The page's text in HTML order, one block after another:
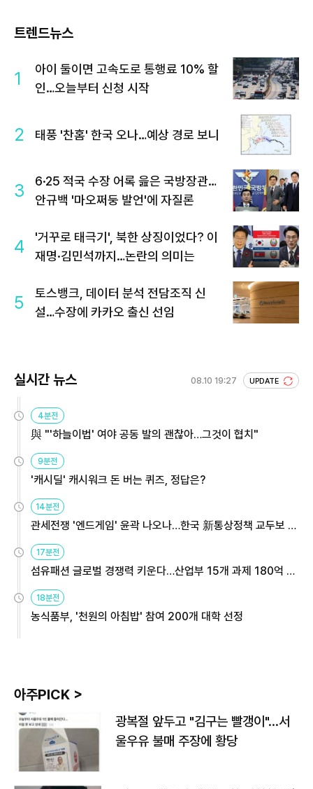
트렌드뉴스
1
아이 둘이면 고속도로 통행료 10% 할
인…오늘부터 신청 시작
2 태풍 '찬홈' 한국 오나…예상 경로 보니
3
6·25 적국 수장 어록 읊은 국방장관…
안규백 '마오쩌둥 발언'에 자질론
4
'거꾸로 태극기', 북한 상징이었다? 이
재명·김민석까지…논란의 의미는
5
토스뱅크, 데이터 분석 전담조직 신
설…수장에 카카오 출신 선임
실시간 뉴스 08.10 19:27 UPDATE
4분전
與 "'하늘이법' 여야 공동 발의 괜찮아…그것이 협치"
9분전
'캐시딜' 캐시워크 돈 버는 퀴즈, 정답은?
14분전
관세전쟁 '엔드게임' 윤곽 나오나…한국 新통상정책 교두보 활
용해야
17분전
섬유패션 글로벌 경쟁력 키운다…산업부 15개 과제 180억 지
원
18분전
농식품부, '천원의 아침밥' 참여 200개 대학 선정
아주PICK >
광복절 앞두고 "김구는 빨갱이"…서
울우유 불매 주장에 황당